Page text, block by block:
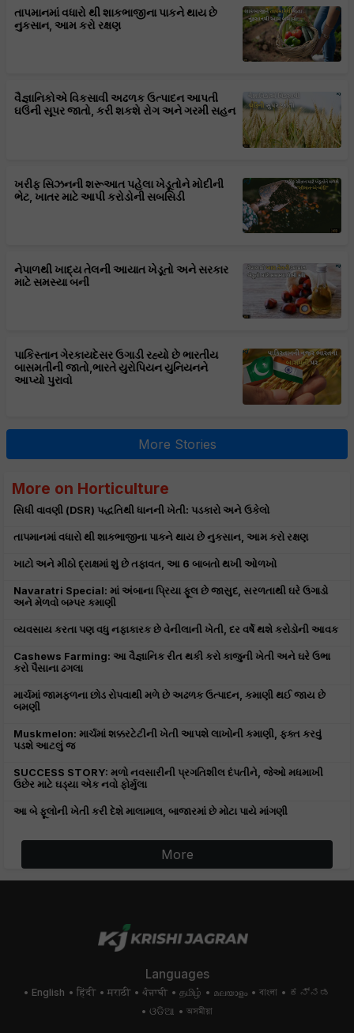
તાપમાનમાં વધારો થી શાકભાજીના પાકને થાય છે
નુકસાન, આમ કરો રક્ષણ
વૈજ્ઞાનિકોએ વિકસાવી અઢળક ઉત્પાદન આપતી
ઘઉંની સૂપર જાતો, કરી શકશે રોગ અને ગરમી સહન
ખરીફ સિઝનની શરૂઆત પહેલા ખેડૂતોને મોદીની
ભેટ, ખાતર માટે આપી કરોડોની સબસિડી
નેપાળથી ખાદ્ય તેલની આયાત ખેડૂતો અને સરકાર
માટે સમસ્યા બની
પાકિસ્તાન ગેરકાયદેસર ઉગાડી રહ્યો છે ભારતીય
બાસમતીની જાતો,ભારતે યુરોપિયન યુનિયનને
આપ્યો પુરાવો
More Stories
More on Horticulture
સિધી વાવણી (DSR) પદ્ધતિથી ધાનની ખેતી: પડકારો અને ઉકેલો
તાપમાનમાં વધારો થી શાકભાજીના પાકને થાય છે નુકસાન, આમ કરો રક્ષણ
ખાટો અને મીઠો દ્રાક્ષમાં શું છે તફાવત, આ 6 બાબતો થખી ઓળખો
Navaratri Special: માં અંબાના પ્રિયા ફૂલ છે જાસુદ, સરળતાથી ઘરે ઉગાડો
અને મેળવો બમ્પર કમાણી
વ્યવસાય કરતા પણ વધુ નફાકારક છે વેનીલાની ખેતી, દર વર્ષે થશે કરોડોની આવક
Cashews Farming: આ વૈજ્ઞાનિક રીત થકી કરો કાજુની ખેતી અને ઘરે ઉભા
કરો પૈસાના ઢગલા
માર્ચમાં જામફળના છોડ રોપવાથી મળે છે અઢળક ઉત્પાદન, કમાણી થઈ જાય છે
બમણી
Muskmelon: માર્ચમાં શક્કરટેટીની ખેતી આપશે લાખોની કમાણી, ફક્ત કરવું
પડશે આટલું જ
SUCCESS STORY: મળો નવસારીની પ્રગતિશીલ દંપતીને, જેઓ મધમાખી
ઉછેર માટે ઘડ્યા એક નવો ફોર્મુલા
આ બે ફૂલોની ખેતી કરી દેશે માલામાલ, બાજારમાં છે મોટા પાયે માંગણી
More
Languages
English हिंदी मराठी ਪੰਜਾਬੀ தமிழ் മലയാളം বাংলা
ಕನ್ನಡ
ଓଡିଆ
অসমীয়া